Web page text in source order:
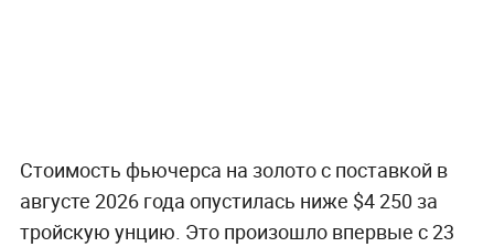
Стоимость фьючерса на золото с поставкой в
августе 2026 года опустилась ниже $4 250 за
тройскую унцию. Это произошло впервые с 23